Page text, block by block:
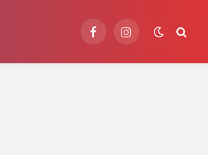
FacebookInstagram